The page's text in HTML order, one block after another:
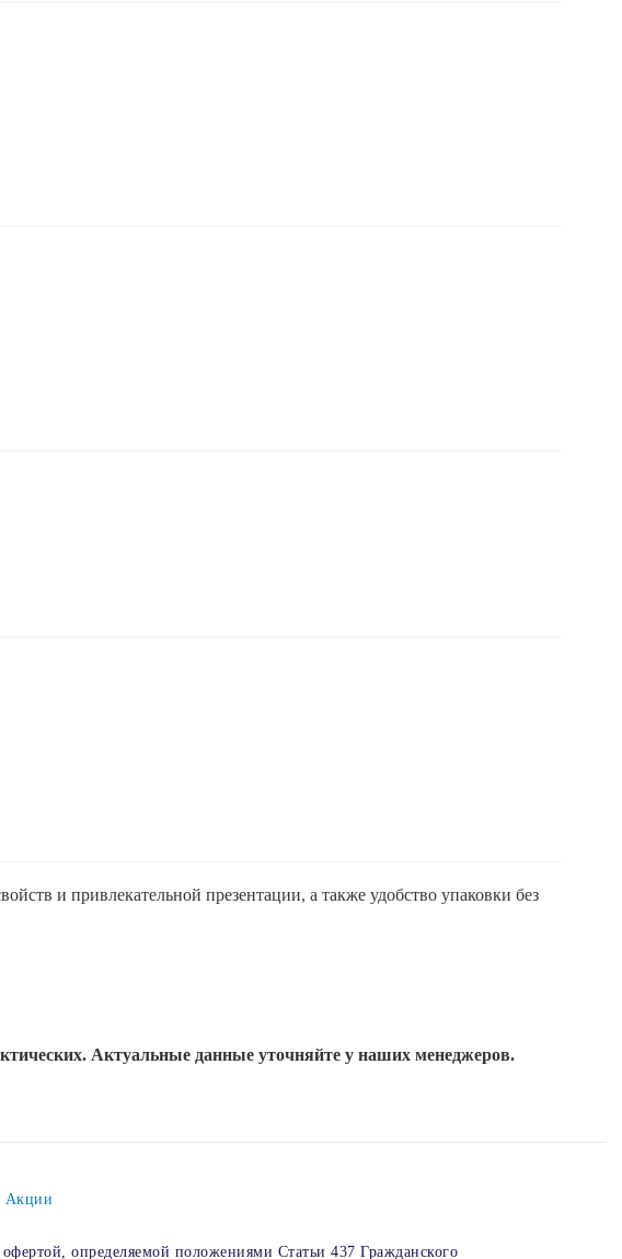
и привлекательной презентации, а также удобство упаковки без
Актуальные данные уточняйте у наших менеджеров.
Акции
определяемой положениями Статьи 437 Гражданского